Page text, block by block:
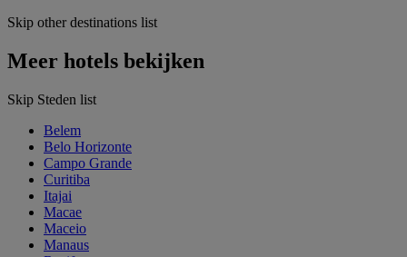
Skip other destinations list
Meer hotels bekijken
Skip Steden list
Belem
Belo Horizonte
Campo Grande
Curitiba
Itajai
Macae
Maceio
Manaus